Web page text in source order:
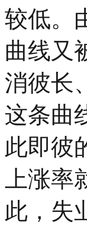
较低。
曲线又
消彼长
这条曲
此即彼
上涨
此，失